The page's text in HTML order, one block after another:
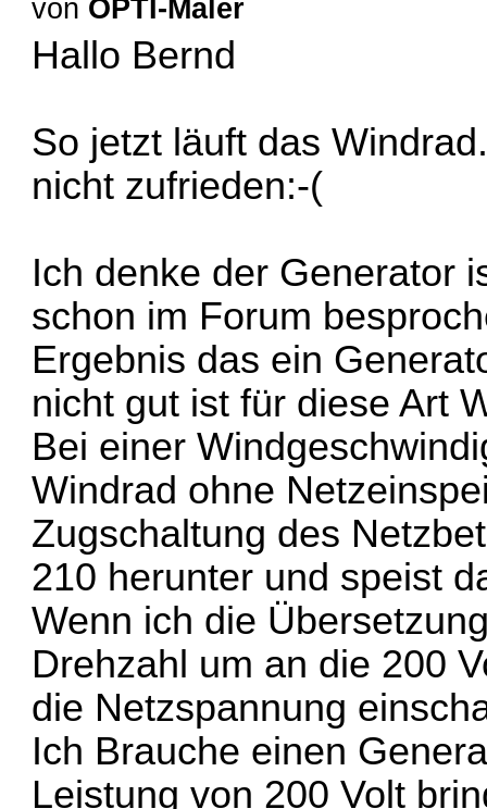
von OPTI-Maler
Hallo Bernd
So jetzt läuft das
nicht zufrieden:-(
Ich denke der Generator
schon im Forum
Ergebnis das ein
nicht gut ist für diese Art
Bei einer
Windrad ohne
Zugschaltung des
210 herunter und speist
Wenn ich die
Drehzahl um an die 200
die Netzspannung
Ich Brauche einen
Leistung von 200 Volt